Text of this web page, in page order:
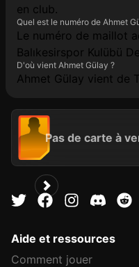
en club.
Quel est le numéro de Ahmet
Le numéro de maillot
Balıkesirspor Kulübü
D'où vient Ahmet Gülay ?
Ahmet Gülay vient de
Pas de carte à
Aide et ressources
Comment jouer